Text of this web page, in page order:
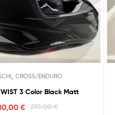
,CROSS/ENDURO
3 Color Black Matt
210,00€
€